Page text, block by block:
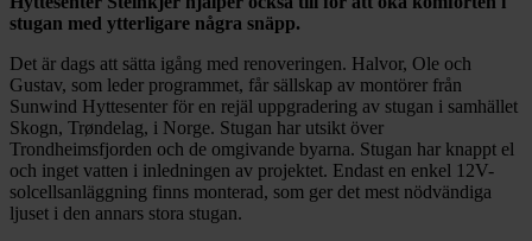
stugan med ytterligare några snäpp.
Det är dags att sätta igång med renoveringen. Halvor, Ole och
Gustav, som leder programmet, får sällskap av montörer från
Sunwind Hyttesenter för en rejäl uppgradering av stugan i samhället
Skogn, Trøndelag, i Norge. Stugan har utsikt över
Trondheimsfjorden och de omgivande byarna. Stugan har knappt el
och inget vatten i inledningen av projektet. Endast en enkel 12V-
solcellsanläggning finns monterad, som ger det mest nödvändiga
ljuset i den annars stora stugan.